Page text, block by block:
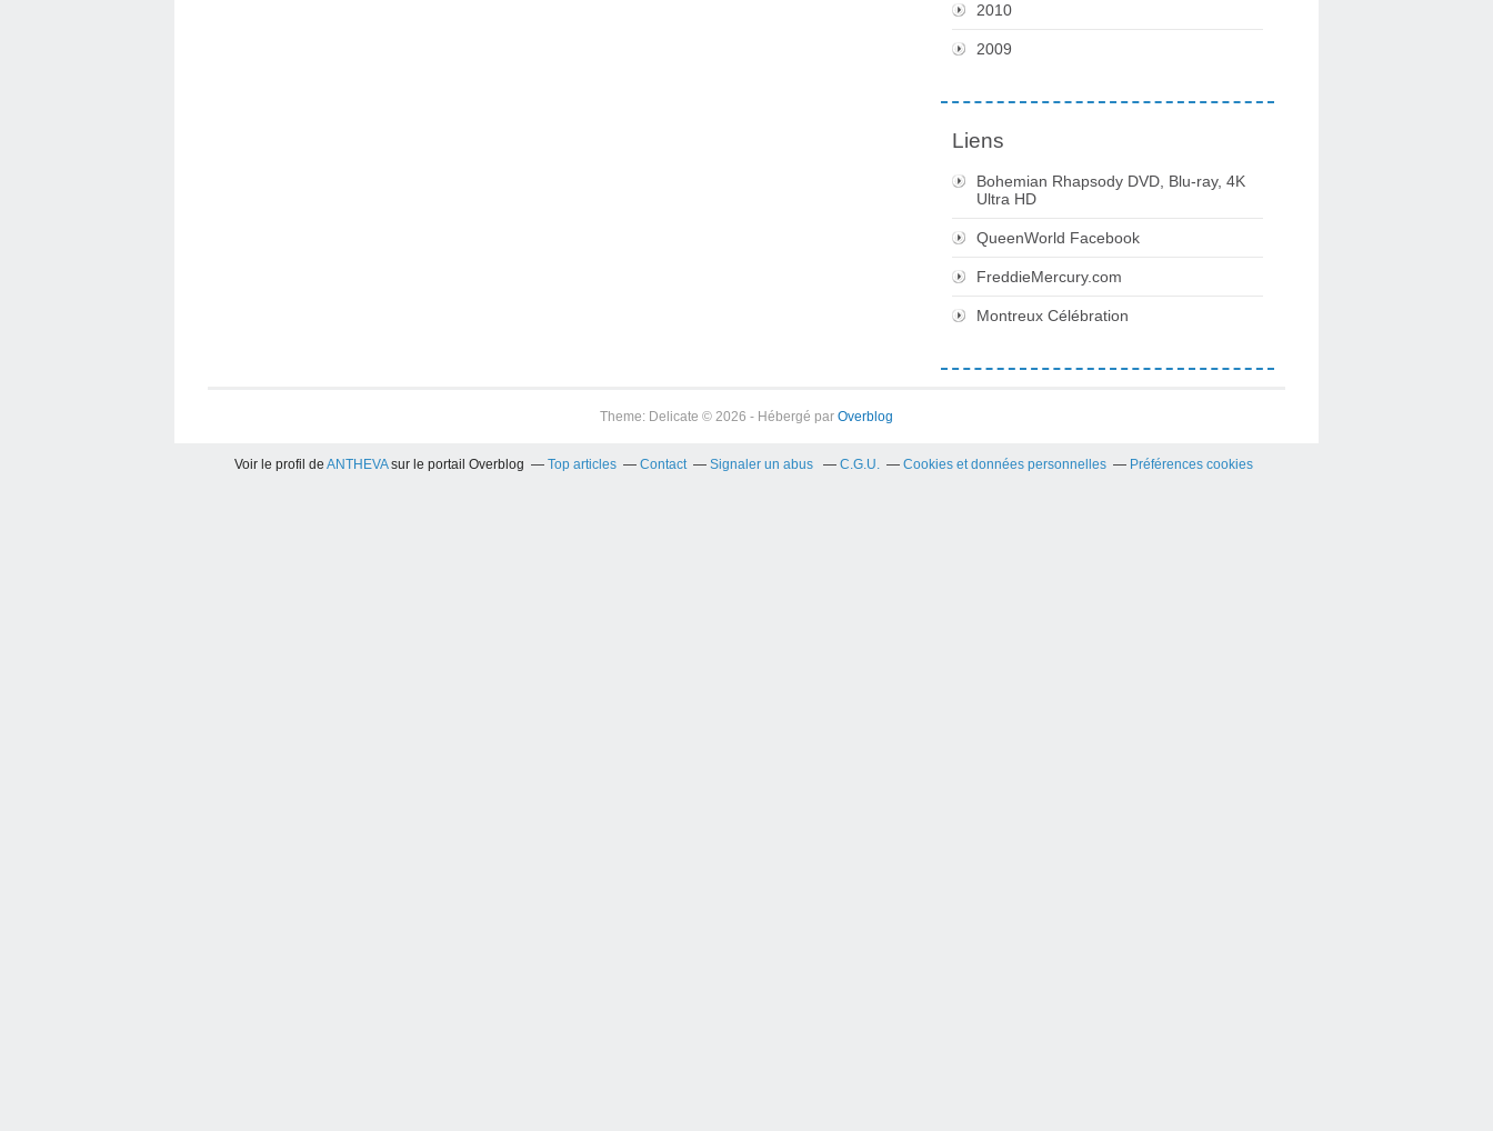
2010
2009
Liens
Bohemian Rhapsody DVD, Blu-ray, 4K
Ultra HD
QueenWorld Facebook
FreddieMercury.com
Montreux Célébration
Theme: Delicate © 2026 - Hébergé par Overblog
Voir le profil de ANTHEVAsur le portail Overblog Top articles Contact Signaler un abus C.G.U. Cookies et données personnelles Préférences cookies